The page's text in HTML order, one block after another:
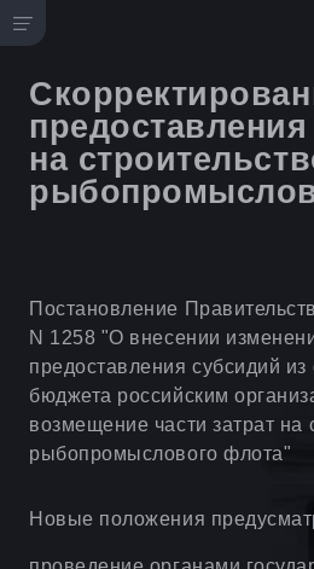
на
Постановление
N 1258 "О внесении
предоставления субсидий
бюджета российским
возмещение части затрат на
рыбопромыслового флота"
Новые положения